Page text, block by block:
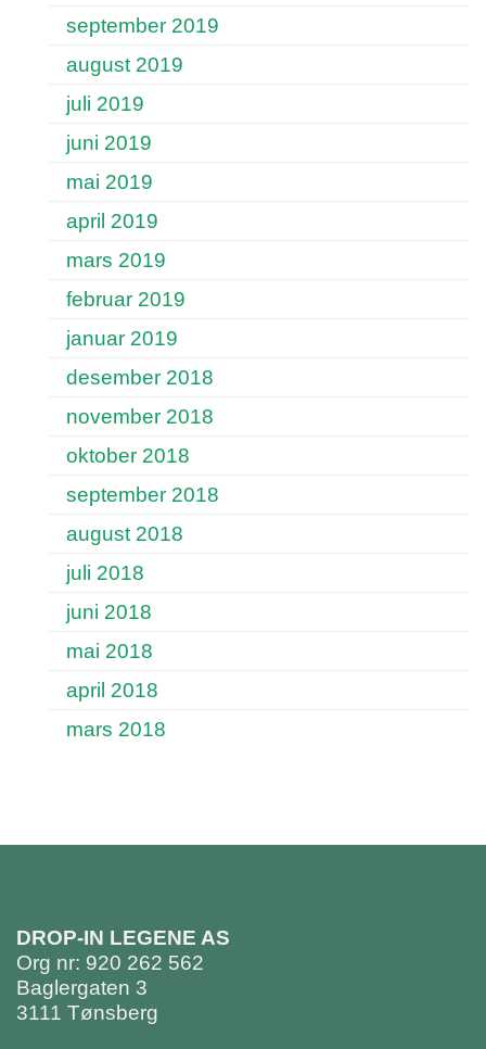
september 2019
august 2019
juli 2019
juni 2019
mai 2019
april 2019
mars 2019
februar 2019
januar 2019
desember 2018
november 2018
oktober 2018
september 2018
august 2018
juli 2018
juni 2018
mai 2018
april 2018
mars 2018
DROP-IN LEGENE AS
Org nr: 920 262 562
Baglergaten 3
3111 Tønsberg